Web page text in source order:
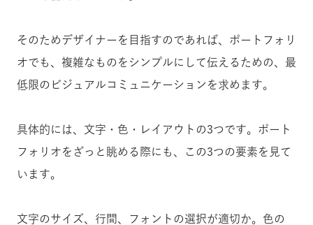
そのためデザイナーを目指すのであれば、ポートフォリ
オでも、複雑なものをシンプルにして伝えるための、最
低限のビジュアルコミュニケーションを求めます。
具体的には、文字・色・レイアウトの3つです。ポート
フォリオをざっと眺める際にも、この3つの要素を見て
います。
文字のサイズ、行間、フォントの選択が適切か。色の